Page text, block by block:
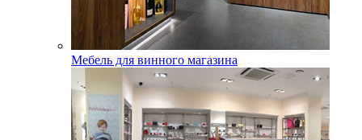
Мебель для винного магазина